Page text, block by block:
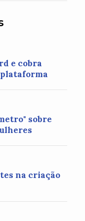
e cobra
sobre
na criação